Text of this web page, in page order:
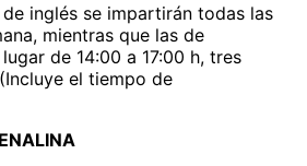
de inglés se impartirán todas las
mientras que las de
de 14:00 a 17:00 h, tres
el tiempo de